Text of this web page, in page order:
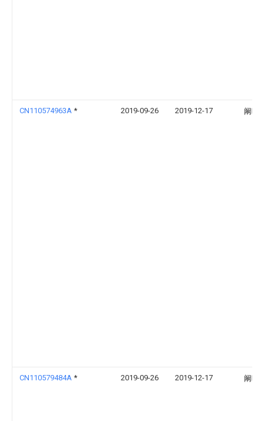
CN110574963A * 2019-09-26 2019-12-17 阚晖
CN110579484A * 2019-09-26 2019-12-17 阚晖